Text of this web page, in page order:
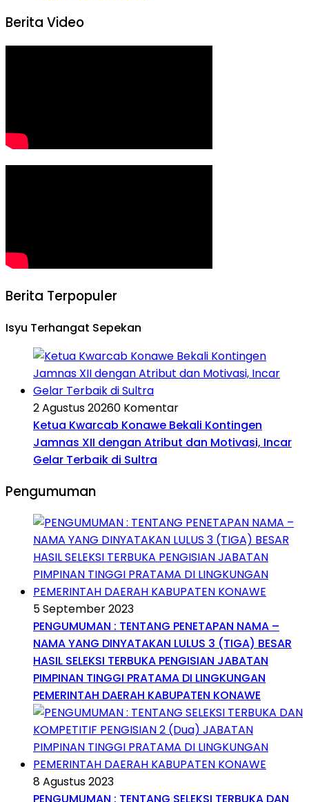
Berita Video
Berita Terpopuler
Isyu Terhangat Sepekan
2 Agustus 20260 Komentar
Ketua Kwarcab Konawe Bekali Kontingen
Jamnas XII dengan Atribut dan Motivasi, Incar
Gelar Terbaik di Sultra
Pengumuman
5 September 2023
PENGUMUMAN : TENTANG PENETAPAN NAMA –
NAMA YANG DINYATAKAN LULUS 3 (TIGA) BESAR
HASIL SELEKSI TERBUKA PENGISIAN JABATAN
PIMPINAN TINGGI PRATAMA DI LINGKUNGAN
PEMERINTAH DAERAH KABUPATEN KONAWE
8 Agustus 2023